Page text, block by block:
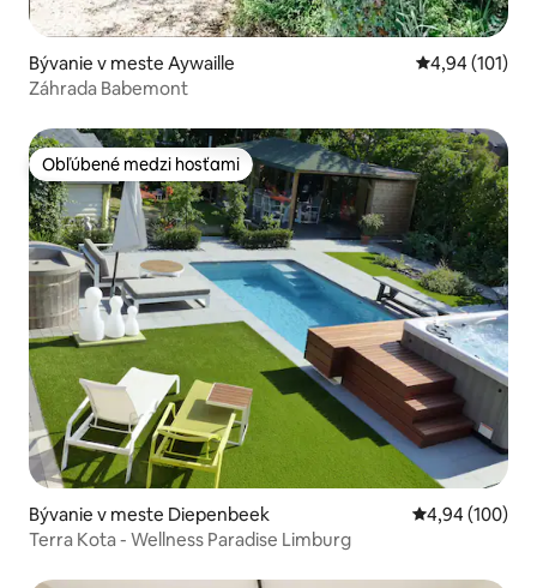
Bývanie v meste Aywaille Priemerné
4,94 (101)
Záhrada Babemont
Obľúbené medzi hosťami
Obľúbené medzi hosťami
Bývanie v meste Diepenbeek Priemerné
4,94 (100)
Terra Kota - Wellness Paradise Limburg